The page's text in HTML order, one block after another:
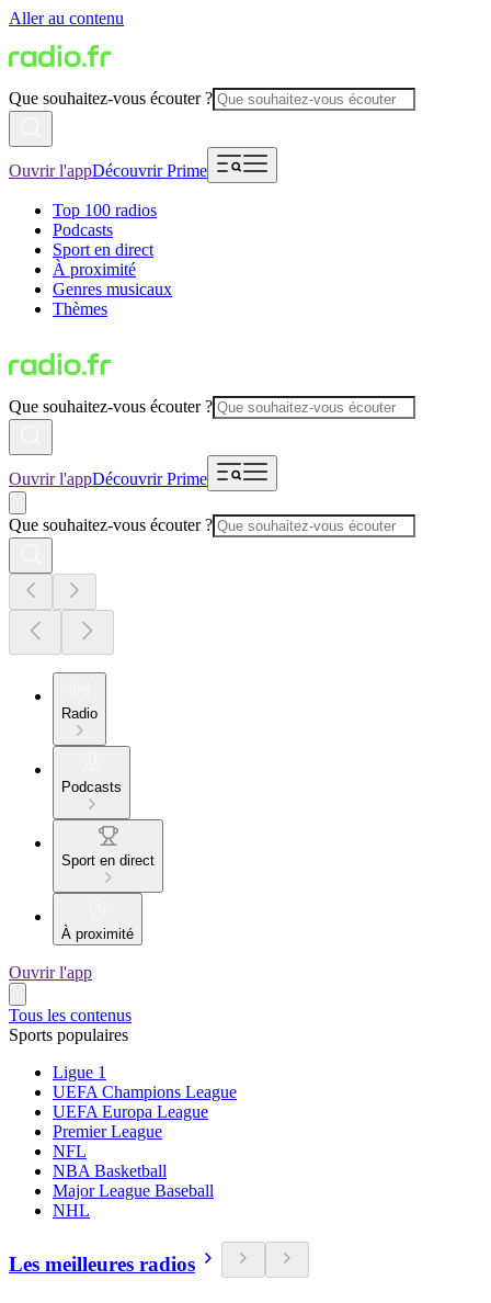
Aller au contenu
Que souhaitez-vous écouter ?
Ouvrir l'appDécouvrir Prime
Top 100 radios
Podcasts
Sport en direct
À proximité
Genres musicaux
Thèmes
Que souhaitez-vous écouter ?
Ouvrir l'appDécouvrir Prime
Que souhaitez-vous écouter ?
Radio
Podcasts
Sport en direct
À proximité
Ouvrir l'app
Tous les contenus
Sports populaires
Ligue 1
UEFA Champions League
UEFA Europa League
Premier League
NFL
NBA Basketball
Major League Baseball
NHL
Les meilleures radios